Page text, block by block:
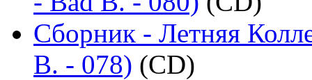
Сборник - Летняя
B. - 078) (CD)